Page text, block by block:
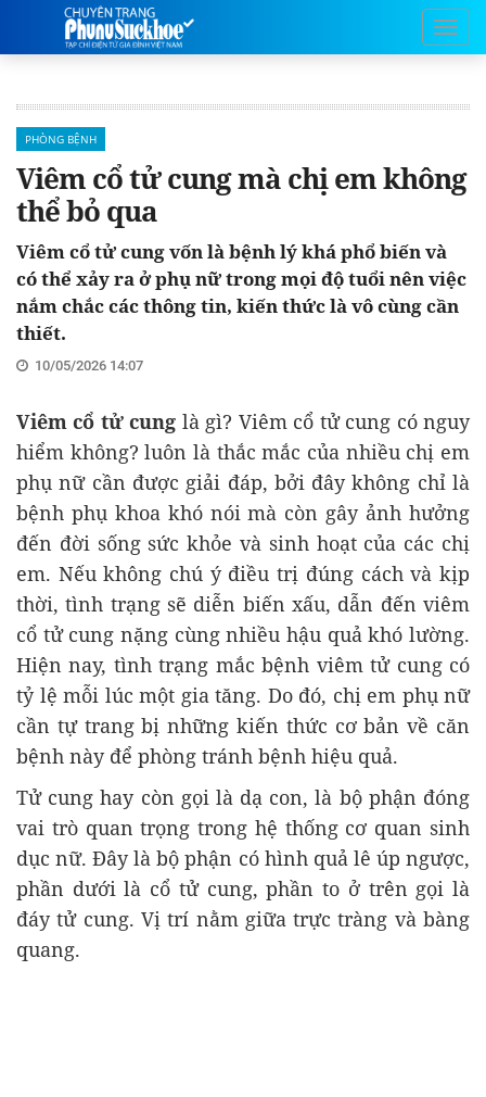
PHÒNG BỆNH
Viêm cổ tử cung mà chị em không
thể bỏ qua
Viêm cổ tử cung vốn là bệnh lý khá phổ biến và
có thể xảy ra ở phụ nữ trong mọi độ tuổi nên việc
nắm chắc các thông tin, kiến thức là vô cùng cần
thiết.
10/05/2026 14:07
Viêm cổ tử cung là gì? Viêm cổ tử cung có nguy
hiểm không?luôn là thắc mắc của nhiều chị em
phụ nữ cần được giải đáp, bởi đây không chỉ là
bệnh phụ khoa khó nói mà còn gây ảnh hưởng
đến đời sống sức khỏe và sinh hoạt của các chị
em. Nếu không chú ý điều trị đúng cách và kịp
thời, tình trạng sẽ diễn biến xấu, dẫn đến viêm
cổ tử cung nặng cùng nhiều hậu quả khó lường.
Hiện nay, tình trạng mắc bệnh viêm tử cung có
tỷ lệ mỗi lúc một gia tăng. Do đó, chị em phụ nữ
cần tự trang bị những kiến thức cơ bản về căn
bệnh này để phòng tránh bệnh hiệu quả.
Tử cung hay còn gọi là dạ con, là bộ phận đóng
vai trò quan trọng trong hệ thống cơ quan sinh
dục nữ. Đây là bộ phận có hình quả lê úp ngược,
phần dưới là cổ tử cung, phần to ở trên gọi là
đáy tử cung. Vị trí nằm giữa trực tràng và bàng
quang.